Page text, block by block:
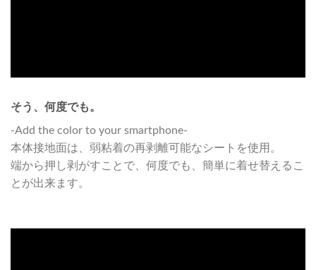
そう、何度でも。
-Add the color to your smartphone-
本体接地面は、弱粘着の再剥離可能なシートを使用。
端から押し剥がすことで、何度でも、簡単に着せ替えるこ
とが出来ます。